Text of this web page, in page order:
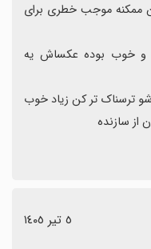
سازنده
٥ تیر ١٤٠٥